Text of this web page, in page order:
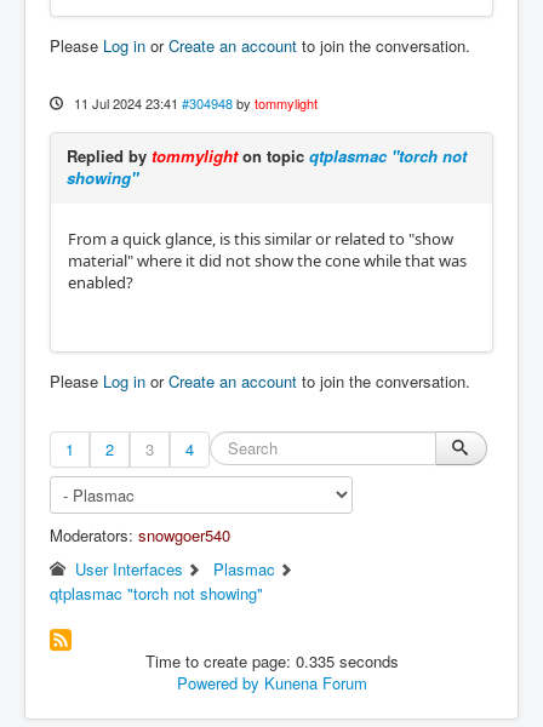
Please Log in orCreate an account to join the conversation.
11 Jul 2024 23:41 #304948 by tommylight
Replied by tommylighton topic qtplasmac "torch not
showing"
From a quick glance, is this similar or related to "show
material" where it did not show the cone while that was
enabled?
Please Log in orCreate an account to join the conversation.
1 2 3 4
Moderators: snowgoer540
User Interfaces
Plasmac
qtplasmac "torch not showing"
Time to create page: 0.335 seconds
Powered by Kunena Forum